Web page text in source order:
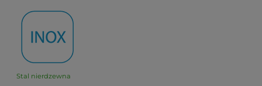
Stal nierdzewna